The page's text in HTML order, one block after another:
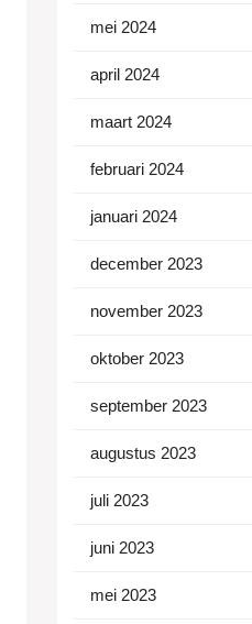
mei 2024
april 2024
maart 2024
februari 2024
januari 2024
december 2023
november 2023
oktober 2023
september 2023
augustus 2023
juli 2023
juni 2023
mei 2023